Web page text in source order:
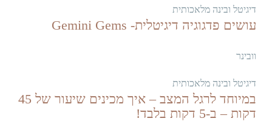
דיגיטל ובינה מלאכותית
עושים פדגוגיה דיגיטלית- Gemini Gems
וובינר
דיגיטל ובינה מלאכותית
במיוחד לרגל המצב – איך מכינים שיעור של 45
דקות – ב-5 דקות בלבד!